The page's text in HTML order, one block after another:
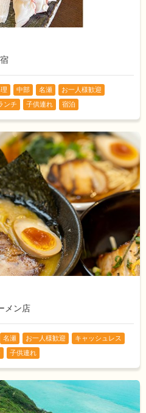
中部 名瀬
お一人様歓迎
ンチ 子供連れ 宿泊
メン店
名瀬 お一人様歓迎
キャッシュレス
子供連れ